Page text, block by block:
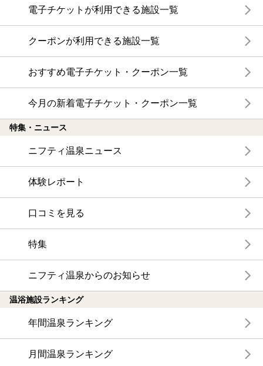
電子チケットが利用できる施設一覧
クーポンが利用できる施設一覧
おすすめ電子チケット・クーポン一覧
今月の新着電子チケット・クーポン一覧
特集・ニュース
ニフティ温泉ニュース
体験レポート
口コミを見る
特集
ニフティ温泉からのお知らせ
温浴施設ランキング
年間温泉ランキング
月間温泉ランキング